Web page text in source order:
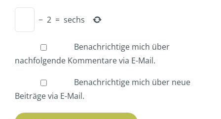
− 2 = sechs
Benachrichtige mich über
nachfolgende Kommentare via E-Mail.
Benachrichtige mich über neue
Beiträge via E-Mail.